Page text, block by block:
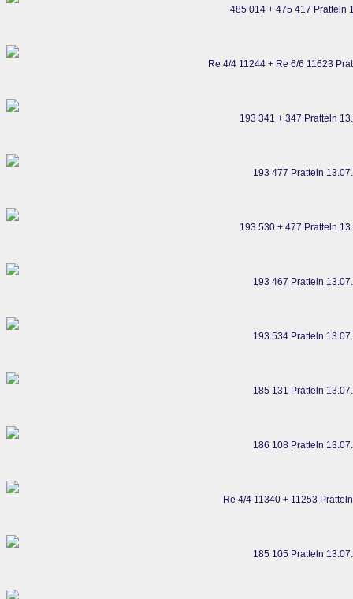
485 014 + 475 417 Pratteln
Re 4/4 11244 + Re 6/6 11623
193 341 + 347 Pratteln
193 477 Pratteln
193 530 + 477 Pratteln
193 467 Pratteln
193 534 Pratteln
185 131 Pratteln
186 108 Pratteln
Re 4/4 11340 + 11253
185 105 Pratteln